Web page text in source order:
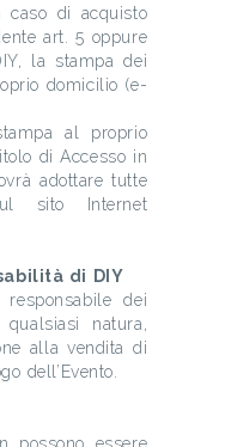
caso di acquisto
art. 5 oppure
la stampa dei
domicilio (e-
al proprio
di Accesso in
adottare tutte
sito Internet
di DIY
dei
natura,
alla vendita di
dell’Evento.